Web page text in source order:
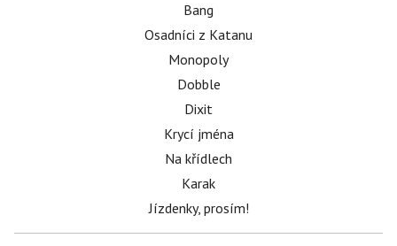
Bang
Osadníci z Katanu
Monopoly
Dobble
Dixit
Krycí jména
Na křídlech
Karak
Jízdenky, prosím!